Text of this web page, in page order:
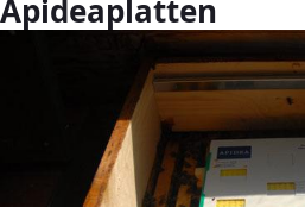
Apideaplatten